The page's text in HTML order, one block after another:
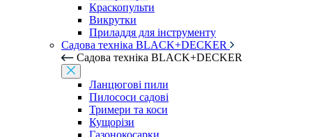
Краскопульти
Викрутки
Приладдя для інструменту
Садова техніка BLACK+DECKER
Садова техніка BLACK+DECKER
Ланцюгові пили
Пилососи садові
Тримери та коси
Кущорізи
Газонокосарки